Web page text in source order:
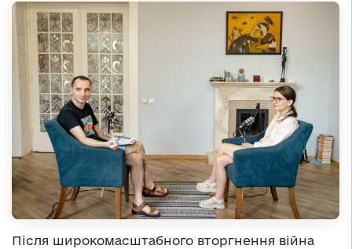
Після широкомасштабного вторгнення війна